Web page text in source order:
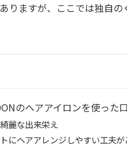
りますが、ここでは独自
のヘアアイロンを使った
麗な出来栄え
にヘアアレンジしやすい工夫が